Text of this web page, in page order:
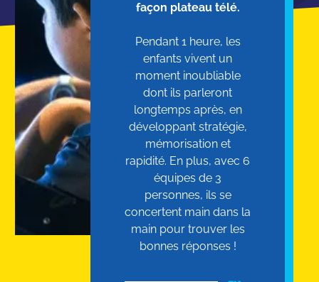
façon plateau télé.
Pendant 1 heure, les
enfants vivent un
moment inoubliable
dont ils parleront
longtemps après, en
développant stratégie,
mémorisation et
rapidité. En plus, avec 6
équipes de 3
personnes, ils se
concertent main dans la
main pour trouver les
bonnes réponses !